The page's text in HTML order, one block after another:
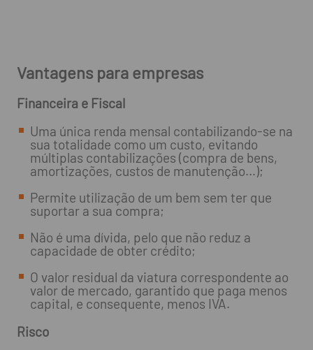
Vantagens para empresas
Financeira e Fiscal
Uma única renda mensal contabilizando-se na
sua totalidade como um custo, evitando
múltiplas contabilizações (compra de bens,
amortizações, custos de manutenção…);
Permite utilização de um bem sem ter que
suportar a sua compra;
Não é uma dívida, pelo que não reduz a
capacidade de obter crédito;
O valor residual da viatura correspondente ao
valor de mercado, garantido que paga menos
capital, e consequente, menos IVA.
Risco